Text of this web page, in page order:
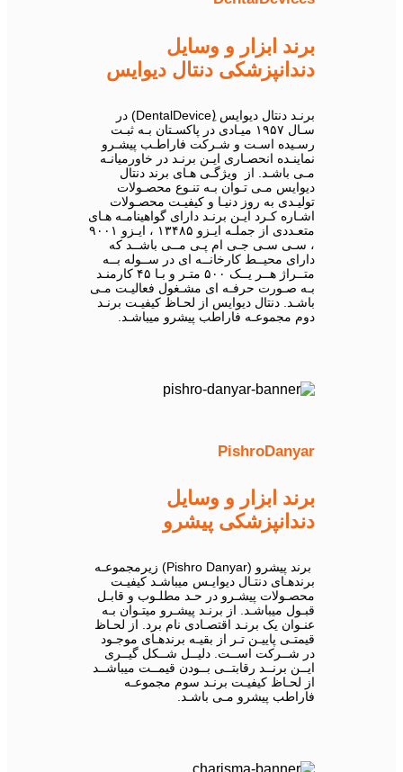
برند ابزار و وسایل
دندانپزشکی دنتال دیوایس
برنـد دنتال دیوایس (ِDentalDevice) در
سـال ۱۹۵۷ میـادی در پاکسـتان بـه ثبـت
رسـیده اسـت و شـرکت فاراطـب پیشـرو
نماینـده انحصـاری ایـن برنـد در خاورمیانـه
مـی باشـد. از ویژگـی هـای برند دنتال
دیوایس مـی تـوان بـه تنـوع محصـولات
تولیـدی به روز دنیـا و کیفیـت محصـولات
اشـاره کـرد ایـن برنـد دارای گواهینامـه هـای
متعـددی از جملـه ایـزو ۱۳۴۸۵ ، ایـزو ۹۰۰۱
، سـی سـی جـی ام پـی مــی باشــد که
دارای محیــط کارخانــه ای در ســوله بــه
متــراژ هــر یــک ۵۰۰ متـر و بـا ۴۵ کارمنـد
بـه صـورت حرفـه ای مشـغول فعالیـت مـی
باشـد. دنتال دیوایس از لحـاظ کیفیـت برنـد
دوم مجموعـه فاراطب پیشرو میباشـد.
PishroDanyar
برند ابزار و وسایل
دندانپزشکی پیشرو
برند پیشرو (Pishro Danyar) زیرمجموعـه
برندهـای دنتـال دیوایـس میباشـد کیفیـت
محصـولات پیشـرو در حـد مطلـوب و قابـل
قبـول میباشـد. از برنـد پیشـرو میتـوان بـه
عنـوان یک برنـد اقتصـادی نام برد. از لحـاظ
قیمتـی پاییـن تـر از بقیـه برندهـای موجـود
در شــرکت اســت. دلیــل شــکل گیــری
ایــن برنــد رقابتــی بــودن قیمــت میباشــد
از لحـاظ کیفیـت برنـد سوم مجموعـه
فاراطب پیشرو مـی باشـد.